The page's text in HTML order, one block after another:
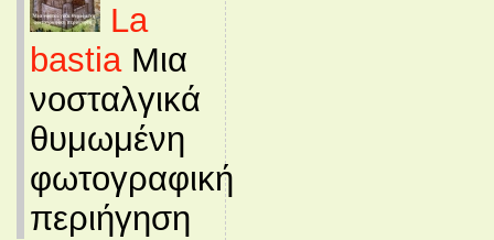
La
bastiaΜια
νοσταλγικά
θυμωμένη
φωτογραφική
περιήγηση